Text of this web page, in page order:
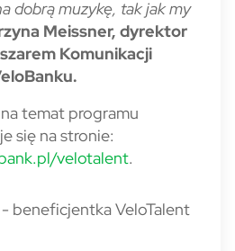
dobrą muzykę, tak jak my
Meissner, dyrektor
Komunikacji
temat programu
się na stronie:
velotalent.